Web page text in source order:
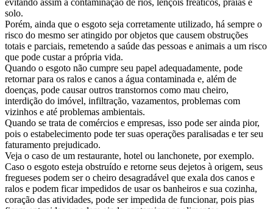
evitando assim a contaminação de rios, lençóis freáticos, praias e
solo.
Porém, ainda que o esgoto seja corretamente utilizado, há sempre o
risco do mesmo ser atingido por objetos que causem obstruções
totais e parciais, remetendo a saúde das pessoas e animais a um risco
que pode custar a própria vida.
Quando o esgoto não cumpre seu papel adequadamente, pode
retornar para os ralos e canos a água contaminada e, além de
doenças, pode causar outros transtornos como mau cheiro,
interdição do imóvel, infiltração, vazamentos, problemas com
vizinhos e até problemas ambientais.
Quando se trata de comércios e empresas, isso pode ser ainda pior,
pois o estabelecimento pode ter suas operações paralisadas e ter seu
faturamento prejudicado.
Veja o caso de um restaurante, hotel ou lanchonete, por exemplo.
Caso o esgoto esteja obstruído e retorne seus dejetos à origem, seus
fregueses podem ser o cheiro desagradável que exala dos canos e
ralos e podem ficar impedidos de usar os banheiros e sua cozinha,
coração das atividades, pode ser impedida de funcionar, pois pias